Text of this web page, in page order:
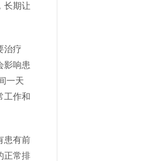
长期让
治疗
影响患
一天
工作和
患有前
正常排